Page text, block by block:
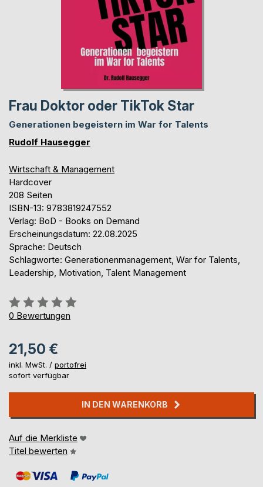
Frau Doktor oder TikTok Star
Generationen begeistern im War for Talents
Rudolf Hausegger
Wirtschaft & Management
Hardcover
208 Seiten
ISBN-13: 9783819247552
Verlag: BoD - Books on Demand
Erscheinungsdatum: 22.08.2025
Sprache: Deutsch
Schlagworte: Generationenmanagement, War for Talents,
Leadership, Motivation, Talent Management
Bewertung::
0%
0 Bewertungen
21,50 €
inkl. MwSt. / portofrei
sofort verfügbar
IN DEN WARENKORB
Auf die Merkliste
Titel bewerten